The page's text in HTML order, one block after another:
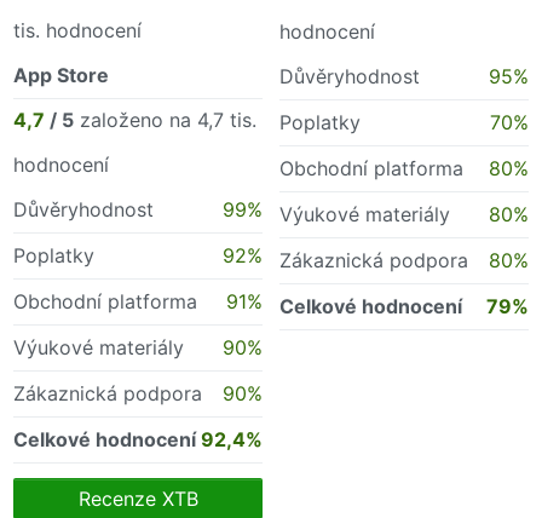
tis. hodnocení
App Store
4,7 / 5 založeno na 4,7 tis.
hodnocení
Důvěryhodnost
99%
Poplatky
92%
Obchodní platforma
91%
Výukové materiály
90%
Zákaznická podpora
90%
Celkové hodnocení 92,4%
Recenze XTB
hodnocení
Důvěryhodnost
95%
Poplatky
70%
Obchodní platforma
80%
Výukové materiály
80%
Zákaznická podpora
80%
Celkové hodnocení
79%